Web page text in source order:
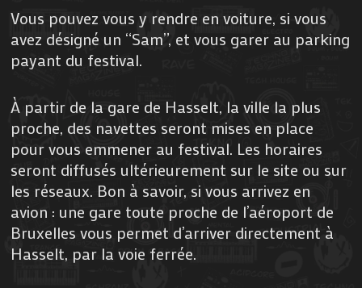
Vous pouvez vous y rendre en voiture, si vous
avez désigné un “Sam”, et vous garer au parking
payant du festival.
À partir de la gare de Hasselt, la ville la plus
proche, des navettes seront mises en place
pour vous emmener au festival. Les horaires
seront diffusés ultérieurement sur le site ou sur
les réseaux. Bon à savoir, si vous arrivez en
avion : une gare toute proche de l’aéroport de
Bruxelles vous permet d’arriver directement à
Hasselt, par la voie ferrée.